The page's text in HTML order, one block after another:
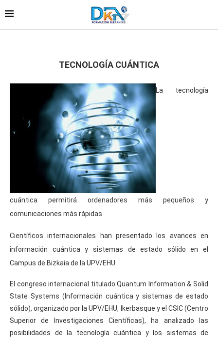
TECNOLOGÍA CUÁNTICA
La tecnología
cuántica permitirá ordenadores más pequeños y
comunicaciones más rápidas
Científicos internacionales han presentado los avances en
información cuántica y sistemas de estado sólido en el
Campus de Bizkaia de la UPV/EHU
El congreso internacional titulado Quantum Information & Solid
State Systems (Información cuántica y sistemas de estado
sólido), organizado por la UPV/EHU, Ikerbasque y el CSIC (Centro
Superior de Investigaciones Científicas), ha analizado las
posibilidades de la tecnología cuántica y los sistemas de